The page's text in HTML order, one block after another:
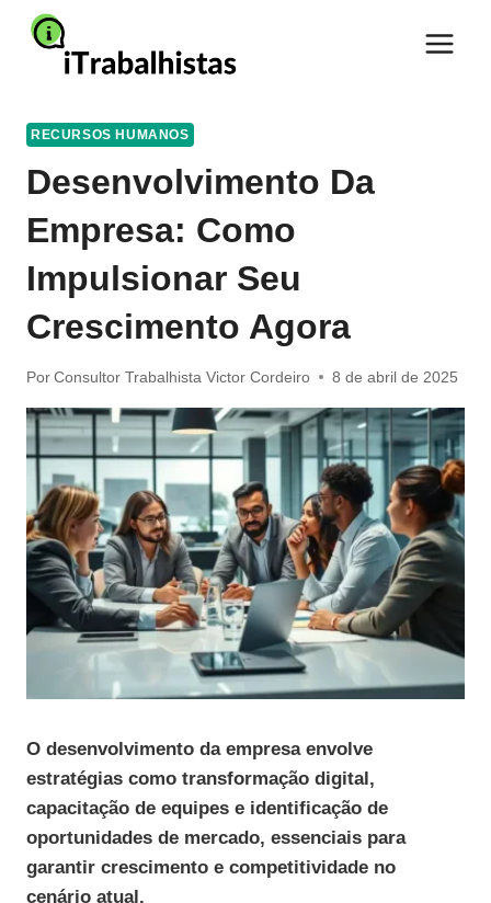
Pular
para
RECURSOS HUMANOS
Desenvolvimento Da
Empresa: Como
Impulsionar Seu
Crescimento Agora
Por Consultor Trabalhista Victor Cordeiro 8 de abril de 2025
O desenvolvimento da empresa envolve
estratégias como transformação digital,
capacitação de equipes e identificação de
oportunidades de mercado, essenciais para
garantir crescimento e competitividade no
cenário atual.